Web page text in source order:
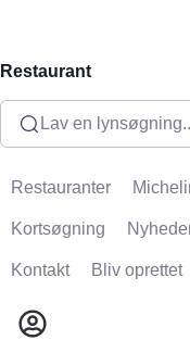
Restaurant
Lav en
Restauranter
Kortsøgning
Kontakt Bliv oprettet